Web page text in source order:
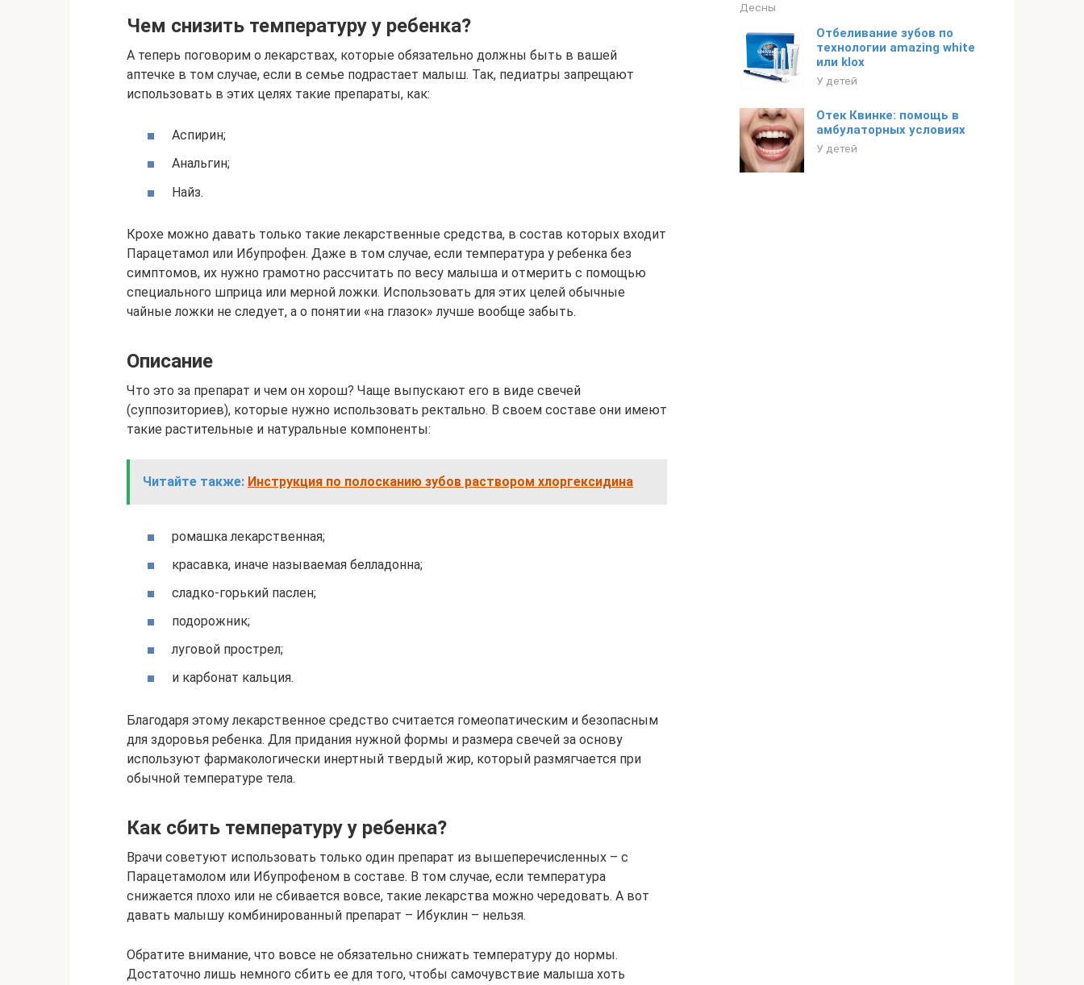
Чем снизить температуру у ребенка?
А теперь поговорим о лекарствах, которые обязательно должны быть в вашей
аптечке в том случае, если в семье подрастает малыш. Так, педиатры запрещают
использовать в этих целях такие препараты, как:
Аспирин;
Анальгин;
Найз.
Крохе можно давать только такие лекарственные средства, в состав которых входит
Парацетамол или Ибупрофен. Даже в том случае, если температура у ребенка без
симптомов, их нужно грамотно рассчитать по весу малыша и отмерить с помощью
специального шприца или мерной ложки. Использовать для этих целей обычные
чайные ложки не следует, а о понятии «на глазок» лучше вообще забыть.
Описание
Что это за препарат и чем он хорош? Чаще выпускают его в виде свечей
(суппозиториев), которые нужно использовать ректально. В своем составе они имеют
такие растительные и натуральные компоненты:
Читайте также: Инструкция по полосканию зубов раствором хлоргексидина
ромашка лекарственная;
красавка, иначе называемая белладонна;
сладко-горький паслен;
подорожник;
луговой прострел;
и карбонат кальция.
Благодаря этому лекарственное средство считается гомеопатическим и безопасным
для здоровья ребенка. Для придания нужной формы и размера свечей за основу
используют фармакологически инертный твердый жир, который размягчается при
обычной температуре тела.
Как сбить температуру у ребенка?
Врачи советуют использовать только один препарат из вышеперечисленных – с
Парацетамолом или Ибупрофеном в составе. В том случае, если температура
снижается плохо или не сбивается вовсе, такие лекарства можно чередовать. А вот
давать малышу комбинированный препарат – Ибуклин – нельзя.
Обратите внимание, что вовсе не обязательно снижать температуру до нормы.
Достаточно лишь немного сбить ее для того, чтобы самочувствие малыша хоть
Десны
Отбеливание зубов по
технологии amazing white
или klox
У детей
Отек Квинке: помощь в
амбулаторных условиях
У детей